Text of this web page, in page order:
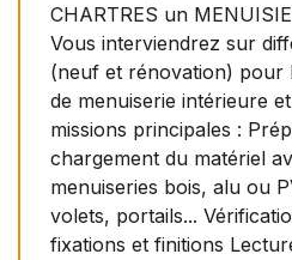
CHARTRES un
Vous interviendrez sur
(neuf et rénovation) pour
de menuiserie intérieure
missions principales :
chargement du matériel
menuiseries bois, alu ou
volets, portails...
fixations et finitions